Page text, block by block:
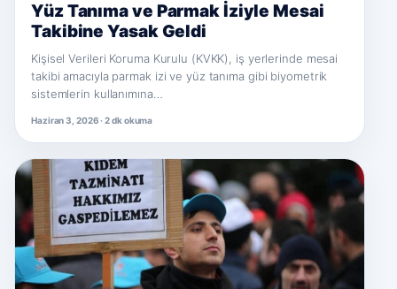
Yüz Tanıma ve Parmak İziyle Mesai
Takibine Yasak Geldi
Kişisel Verileri Koruma Kurulu (KVKK), iş yerlerinde mesai
takibi amacıyla parmak izi ve yüz tanıma gibi biyometrik
sistemlerin kullanımına…
Haziran 3, 2026 · 2 dk okuma